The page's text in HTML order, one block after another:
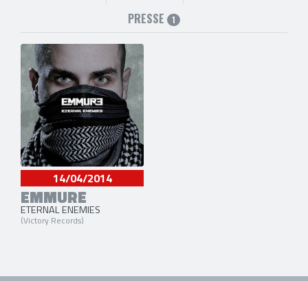
PRESSE 1
14/04/2014
EMMURE
ETERNAL ENEMIES
(Victory Records)